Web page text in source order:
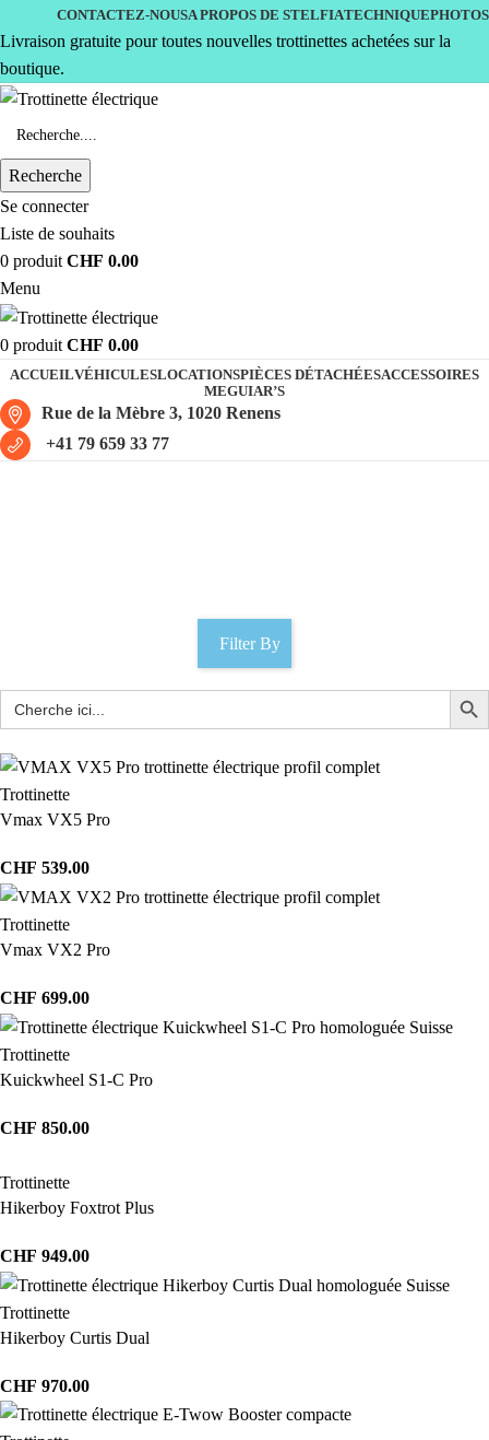
CONTACTEZ-NOUSA PROPOS DE STELFIATECHNIQUEPHOTOS
Livraison gratuite pour toutes nouvelles trottinettes achetées sur la
boutique.
Recherche
Se connecter
Liste de souhaits
0 produit CHF 0.00
Menu
0 produit CHF 0.00
ACCUEILVÉHICULESLOCATIONSPIÈCES DÉTACHÉESACCESSOIRES
MEGUIAR’S
Rue de la Mèbre 3, 1020 Renens
+41 79 659 33 77
Filter By
Trottinette
Vmax VX5 Pro
CHF 539.00
Trottinette
Vmax VX2 Pro
CHF 699.00
Trottinette
Kuickwheel S1-C Pro
CHF 850.00
Trottinette
Hikerboy Foxtrot Plus
CHF 949.00
Trottinette
Hikerboy Curtis Dual
CHF 970.00